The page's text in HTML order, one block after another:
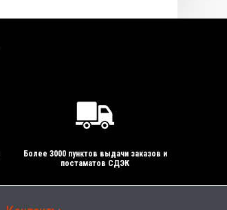
Более 3000 пунктов выдачи заказов и
постаматов СДЭК